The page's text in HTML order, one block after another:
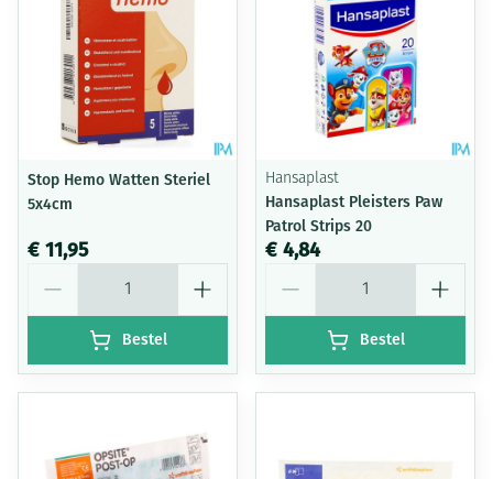
Stop Hemo Watten Steriel
5x4cm
€ 11,95
Bestel
Hansaplast
Hansaplast Pleisters Paw
Patrol Strips 20
€ 4,84
Bestel